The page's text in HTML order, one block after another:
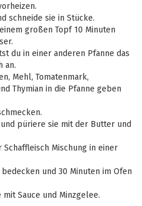
schneide sie in Stücke.
großen Topf 10 Minuten
du in einer anderen Pfanne das
an.
Mehl, Tomatenmark,
Thymian in die Pfanne geben
püriere sie mit der Butter und
Mischung in einer
und 30 Minuten im Ofen
Sauce und Minzgelee.